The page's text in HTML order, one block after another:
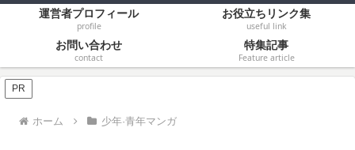
運営者プロフィール
profile
お役立ちリンク集
useful link
お問い合わせ
contact
特集記事
Feature article
PR
ホーム 少年·青年マンガ